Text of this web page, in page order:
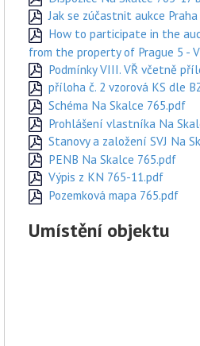
Jak se zúčastnit aukce
How to participate in the
from the property of Prague 5 -
Podmínky VIII. VŘ včetně
příloha č. 2 vzorová KS dle
Schéma Na Skalce 765.pdf
Prohlášení vlastníka Na
Stanovy a založení SVJ Na
PENB Na Skalce 765.pdf
Výpis z KN 765-11.pdf
Pozemková mapa 765.pdf
Umístění objektu